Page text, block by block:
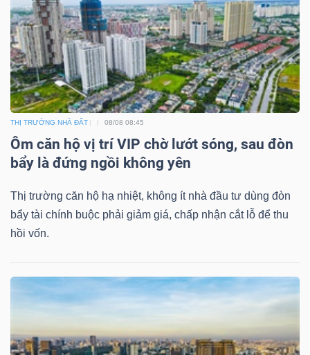
THỊ TRƯỜNG NHÀ ĐẤT 08/08 08:45
Ôm căn hộ vị trí VIP chờ lướt sóng, sau đòn
bẩy là đứng ngồi không yên
Thị trường căn hộ hạ nhiệt, không ít nhà đầu tư dùng đòn
bẩy tài chính buộc phải giảm giá, chấp nhận cắt lỗ để thu
hồi vốn.
NGHỆ
THÔNG
TIN
DỊCH
VỤ
THÔNG
TIỆN
ÍCH